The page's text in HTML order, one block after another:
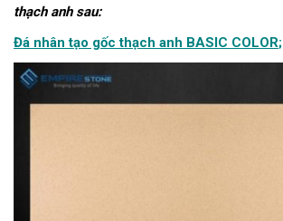
thạch anh sau:
Đá nhân tạo gốc thạch anh BASIC COLOR;